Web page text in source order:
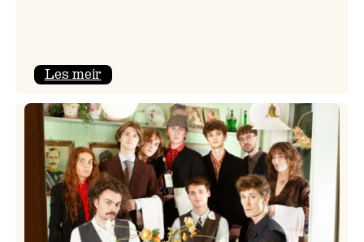
Les meir:
Olaug
Nilssen